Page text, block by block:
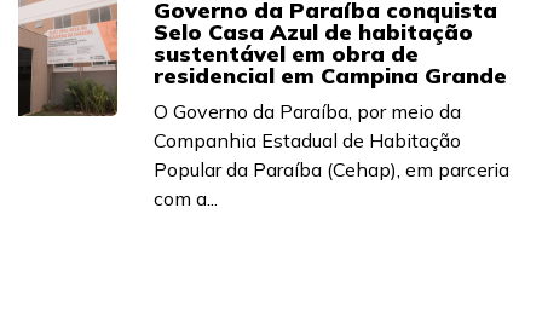
Governo da Paraíba conquista
Selo Casa Azul de habitação
sustentável em obra de
residencial em Campina Grande
O Governo da Paraíba, por meio da
Companhia Estadual de Habitação
Popular da Paraíba (Cehap), em parceria
com a...